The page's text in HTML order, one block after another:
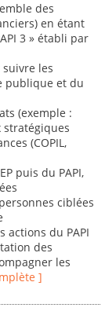
des
en étant
3 » établi par
les
publique et du
(exemple :
stratégiques
(COPIL,
puis du PAPI,
ciblées
du PAPI
des
les
]